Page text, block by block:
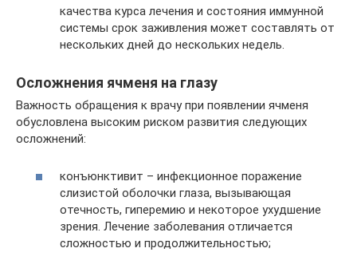
качества курса лечения и состояния иммунной
системы срок заживления может составлять от
нескольких дней до нескольких недель.
Осложнения ячменя на глазу
Важность обращения к врачу при появлении ячменя
обусловлена высоким риском развития следующих
осложнений:
конъюнктивит – инфекционное поражение
слизистой оболочки глаза, вызывающая
отечность, гиперемию и некоторое ухудшение
зрения. Лечение заболевания отличается
сложностью и продолжительностью;